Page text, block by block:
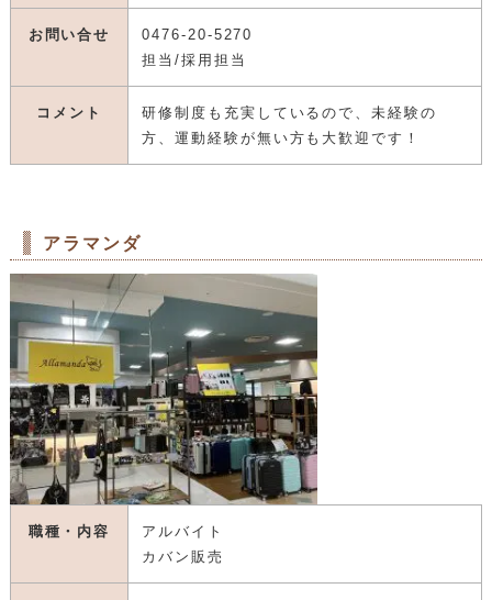
お問い合せ
0476-20-5270
担当/採用担当
コメント
研修制度も充実しているので、未経験の
方、運動経験が無い方も大歓迎です！
アラマンダ
職種・内容
アルバイト
カバン販売